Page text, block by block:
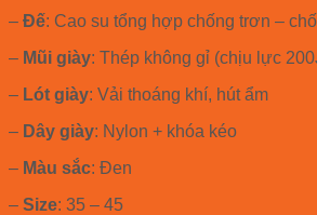
– Đế: Cao su tổng hợp chống trơn –
– Mũi giày: Thép không gỉ (chịu lực
– Lót giày: Vải thoáng khí, hút ẩm
– Dây giày: Nylon + khóa kéo
– Màu sắc: Đen
– Size: 35 – 45